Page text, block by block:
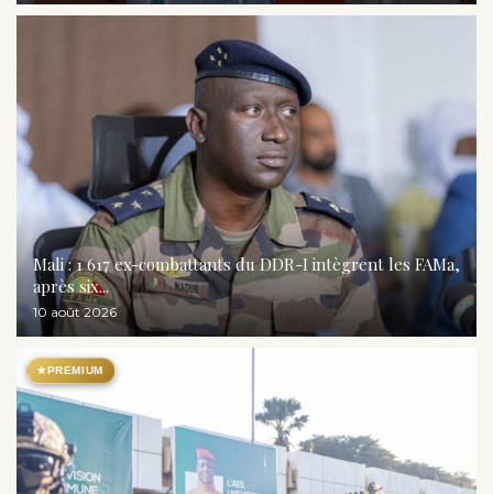
Mali : 1 617 ex-combattants du DDR-I intègrent les FAMa,
après six...
10 août 2026
★PREMIUM